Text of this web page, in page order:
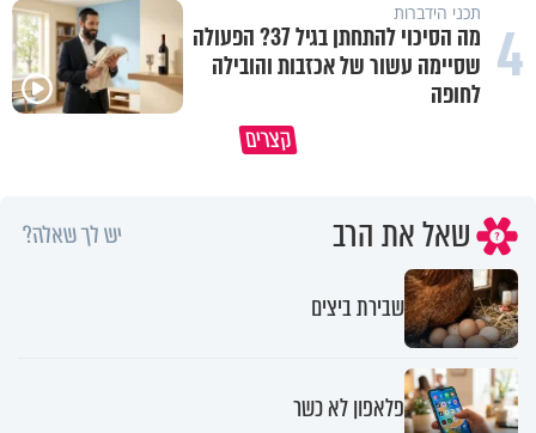
4 תכני הידברות
מה הסיכוי להתחתן בגיל 37? הפעולה
שסיימה עשור של אכזבות והובילה
לחופה
קצרים
תהיו אהרון הכהן - תשכינו שלום
כל קושי שחווית היה ניסיון
שאל את הרב יש לך שאלה?
שבירת ביצים
פלאפון לא כשר